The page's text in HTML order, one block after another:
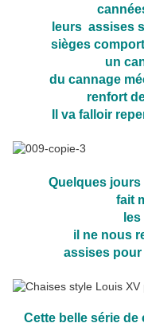
leurs assises
sièges
un
du cannage
renfort
Il va falloir
Quelques jours
fait
il ne nous
assises
Cette belle série de